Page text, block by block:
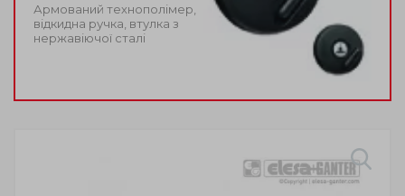
Армований технополімер,
відкидна ручка, втулка з
нержавіючої сталі